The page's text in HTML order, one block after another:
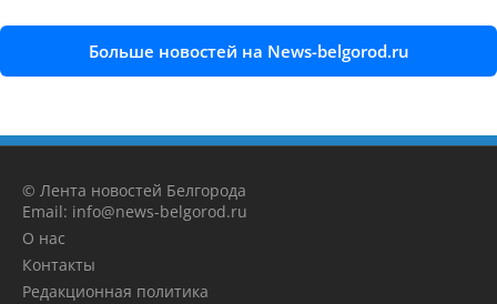
Больше новостей на News-belgorod.ru
© Лента новостей Белгорода
Email: info@news-belgorod.ru
О нас
Контакты
Редакционная политика